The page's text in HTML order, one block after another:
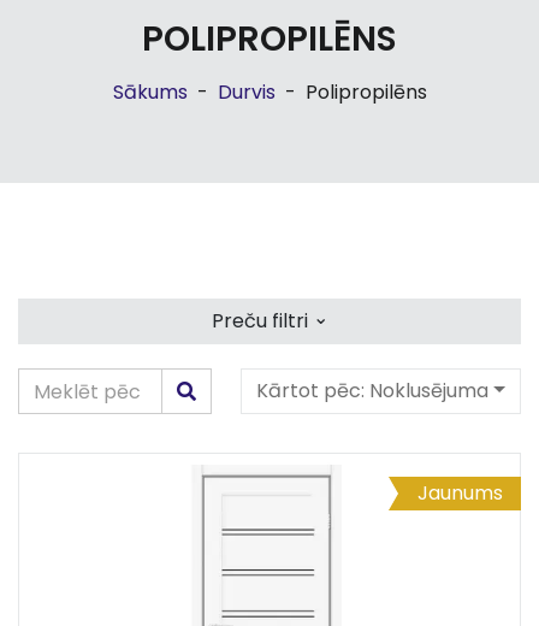
POLIPROPILĒNS
Sākums - Durvis - Polipropilēns
Preču filtri ⌄
Kārtot pēc: Noklusējuma
Jaunums